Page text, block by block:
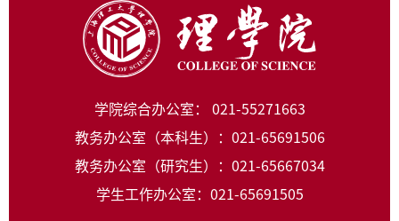
学院综合办公室： 021-55271663
教务办公室（本科生）：021-65691506
教务办公室（研究生）：021-65667034
学生工作办公室：021-65691505